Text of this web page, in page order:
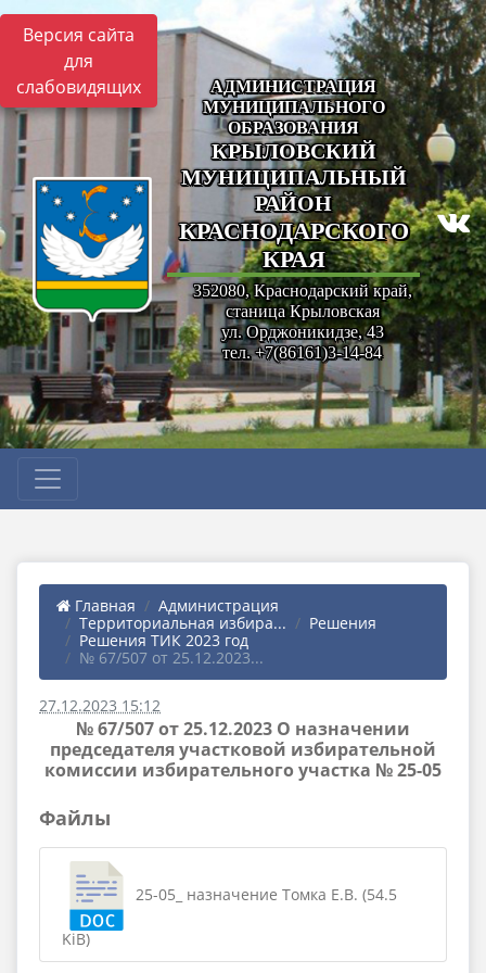
Версия сайта
для
слабовидящих
АДМИНИСТРАЦИЯ
МУНИЦИПАЛЬНОГО
ОБРАЗОВАНИЯ
КРЫЛОВСКИЙ
МУНИЦИПАЛЬНЫЙ
РАЙОН
КРАСНОДАРСКОГО
КРАЯ
352080, Краснодарский край,
станица Крыловская
ул. Орджоникидзе, 43
тел. +7(86161)3-14-84
Главная
Администрация
Территориальная избира...
Решения
Решения ТИК 2023 год
№ 67/507 от 25.12.2023...
27.12.2023 15:12
№ 67/507 от 25.12.2023 О назначении
председателя участковой избирательной
комиссии избирательного участка № 25-05
Файлы
25-05_ назначение Томка Е.В. (54.5
KiB)